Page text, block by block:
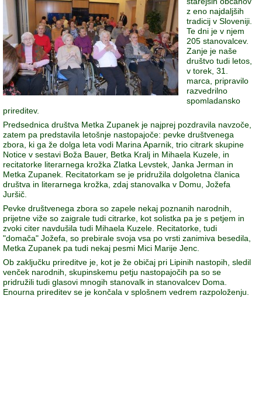
z eno najdaljših
tradicij v Sloveniji.
Te dni je v njem
205 stanovalcev.
Zanje je naše
društvo tudi letos,
v torek, 31.
marca, pripravilo
razvedrilno
spomladansko
prireditev.
Predsednica društva Metka Zupanek je najprej pozdravila navzoče,
zatem pa predstavila letošnje nastopajoče: pevke društvenega
zbora, ki ga že dolga leta vodi Marina Aparnik, trio citrark skupine
Notice v sestavi Boža Bauer, Betka Kralj in Mihaela Kuzele, in
recitatorke literarnega krožka Zlatka Levstek, Janka Jerman in
Metka Zupanek. Recitatorkam se je pridružila dolgoletna članica
društva in literarnega krožka, zdaj stanovalka v Domu, Jožefa
Juršič.
Pevke društvenega zbora so zapele nekaj poznanih narodnih,
prijetne viže so zaigrale tudi citrarke, kot solistka pa je s petjem in
zvoki citer navdušila tudi Mihaela Kuzele. Recitatorke, tudi
"domača" Jožefa, so prebirale svoja vsa po vrsti zanimiva besedila,
Metka Zupanek pa tudi nekaj pesmi Mici Marije Jenc.
Ob zaključku prireditve je, kot je že običaj pri Lipinih nastopih, sledil
venček narodnih, skupinskemu petju nastopajočih pa so se
pridružili tudi glasovi mnogih stanovalk in stanovalcev Doma.
Enourna prireditev se je končala v splošnem vedrem razpoloženju.